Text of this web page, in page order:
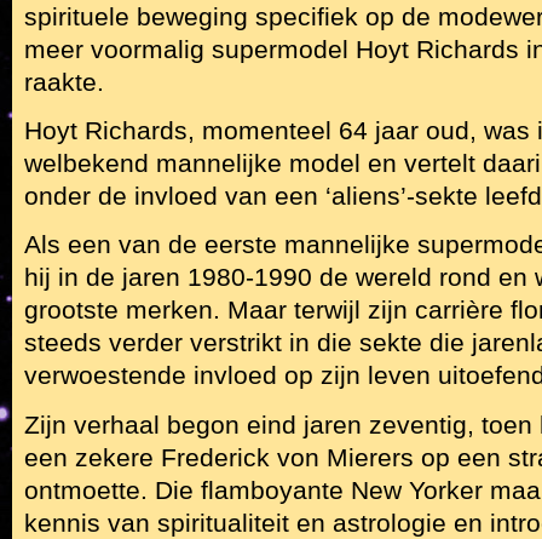
spirituele beweging specifiek op de
meer voormalig supermodel Hoyt Richards
raakte.
Hoyt Richards, momenteel 64 jaar oud, was
welbekend mannelijke model en vertelt
onder de invloed van een ‘aliens’-sekte
Als een van de eerste mannelijke
hij in de jaren 1980-1990 de wereld rond en
grootste merken. Maar terwijl zijn carrière
steeds verder verstrikt in die sekte die
verwoestende invloed op zijn leven
Zijn verhaal begon eind jaren zeventig,
een zekere Frederick von Mierers op een
ontmoette. Die flamboyante New Yorker
kennis van spiritualiteit en astrologie en